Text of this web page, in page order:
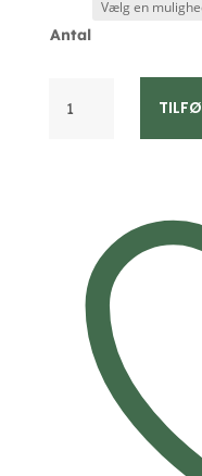
Antal
Jewelry
ørene)